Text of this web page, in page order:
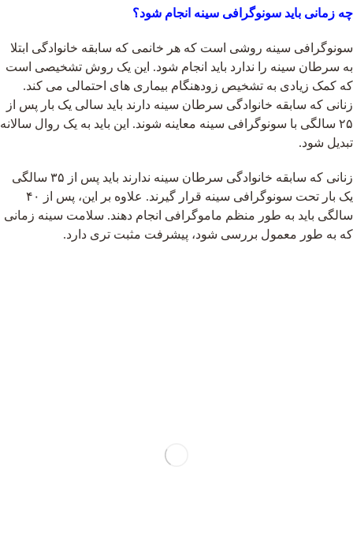
چه زمانی باید سونوگرافی سینه انجام شود؟
سونوگرافی سینه روشی است که هر خانمی که سابقه خانوادگی ابتلا
به سرطان سینه را ندارد باید انجام شود. این یک روش تشخیصی است
که کمک زیادی به تشخیص زودهنگام بیماری های احتمالی می کند.
زنانی که سابقه خانوادگی سرطان سینه دارند باید سالی یک بار پس از
۲۵ سالگی با سونوگرافی سینه معاینه شوند. این باید به یک روال سالانه
تبدیل شود.
زنانی که سابقه خانوادگی سرطان سینه ندارند باید پس از ۳۵ سالگی
یک بار تحت سونوگرافی سینه قرار گیرند. علاوه بر این، پس از ۴۰
سالگی باید به طور منظم ماموگرافی انجام دهند. سلامت سینه زمانی
که به طور معمول بررسی شود، پیشرفت مثبت تری دارد.